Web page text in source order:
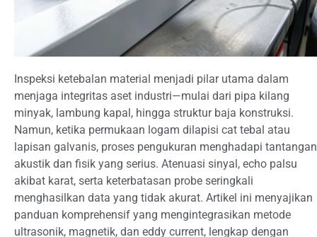
Inspeksi ketebalan material menjadi pilar utama dalam
menjaga integritas aset industri—mulai dari pipa kilang
minyak, lambung kapal, hingga struktur baja konstruksi.
Namun, ketika permukaan logam dilapisi cat tebal atau
lapisan galvanis, proses pengukuran menghadapi tantangan
akustik dan fisik yang serius. Atenuasi sinyal, echo palsu
akibat karat, serta keterbatasan probe seringkali
menghasilkan data yang tidak akurat. Artikel ini menyajikan
panduan komprehensif yang mengintegrasikan metode
ultrasonik, magnetik, dan eddy current, lengkap dengan